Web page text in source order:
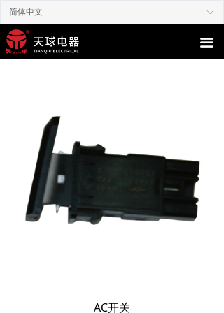
끀
ꀅ
简体中文
AC开关